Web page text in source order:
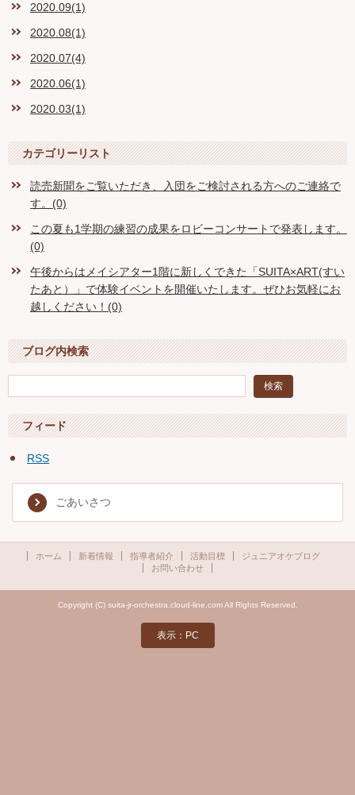
2020.09(1)
2020.08(1)
2020.07(4)
2020.06(1)
2020.03(1)
カテゴリーリスト
読売新聞をご覧いただき、入団をご検討される方へのご連絡で
す。(0)
この夏も1学期の練習の成果をロビーコンサートで発表します。
(0)
午後からはメイシアター1階に新しくできた「SUITA×ART(すい
たあと）」で体験イベントを開催いたします。ぜひお気軽にお
越しください！(0)
ブログ内検索
フィード
RSS
ごあいさつ
ホーム 新着情報 指導者紹介 活動目標
ジュニアオケブログ
お問い合わせ
Copyright (C) suita-jr-orchestra.cloud-line.com All Rights Reserved.
表示：PC